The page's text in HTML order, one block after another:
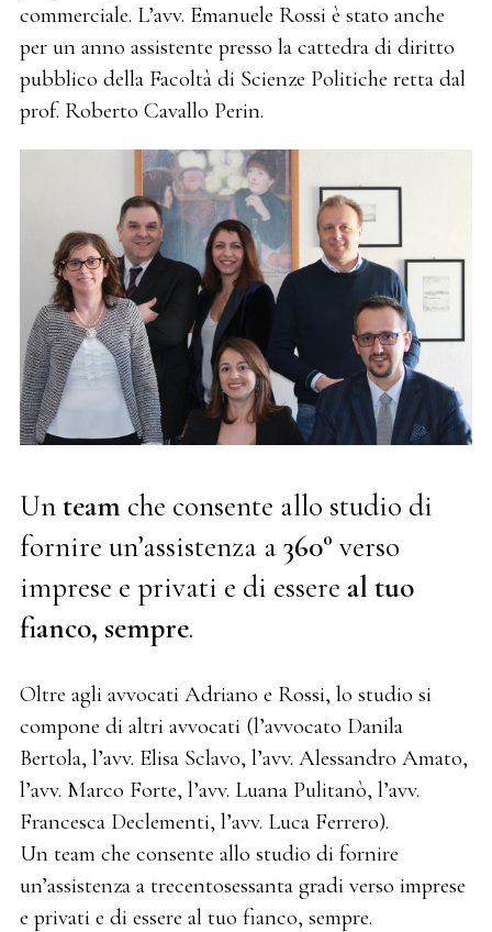
commerciale. L’avv. Emanuele Rossi è stato anche
per un anno assistente presso la cattedra di diritto
pubblico della Facoltà di Scienze Politiche retta dal
prof. Roberto Cavallo Perin.
Unteam che consente allo studio di
fornire un’assistenza a360° verso
imprese e privati e di essere al tuo
fianco, sempre.
Oltre agli avvocati Adriano e Rossi, lo studio si
compone di altri avvocati (l’avvocato Danila
Bertola, l’avv. Elisa Sclavo, l’avv. Alessandro Amato,
l’avv. Marco Forte, l’avv. Luana Pulitanò, l’avv.
Francesca Declementi, l’avv. Luca Ferrero).
Un team che consente allo studio di fornire
un’assistenza a trecentosessanta gradi verso imprese
e privati e di essere al tuo fianco, sempre.